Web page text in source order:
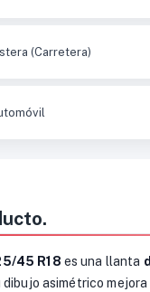
(Carretera)
45 R18 es una llanta
dibujo asimétrico